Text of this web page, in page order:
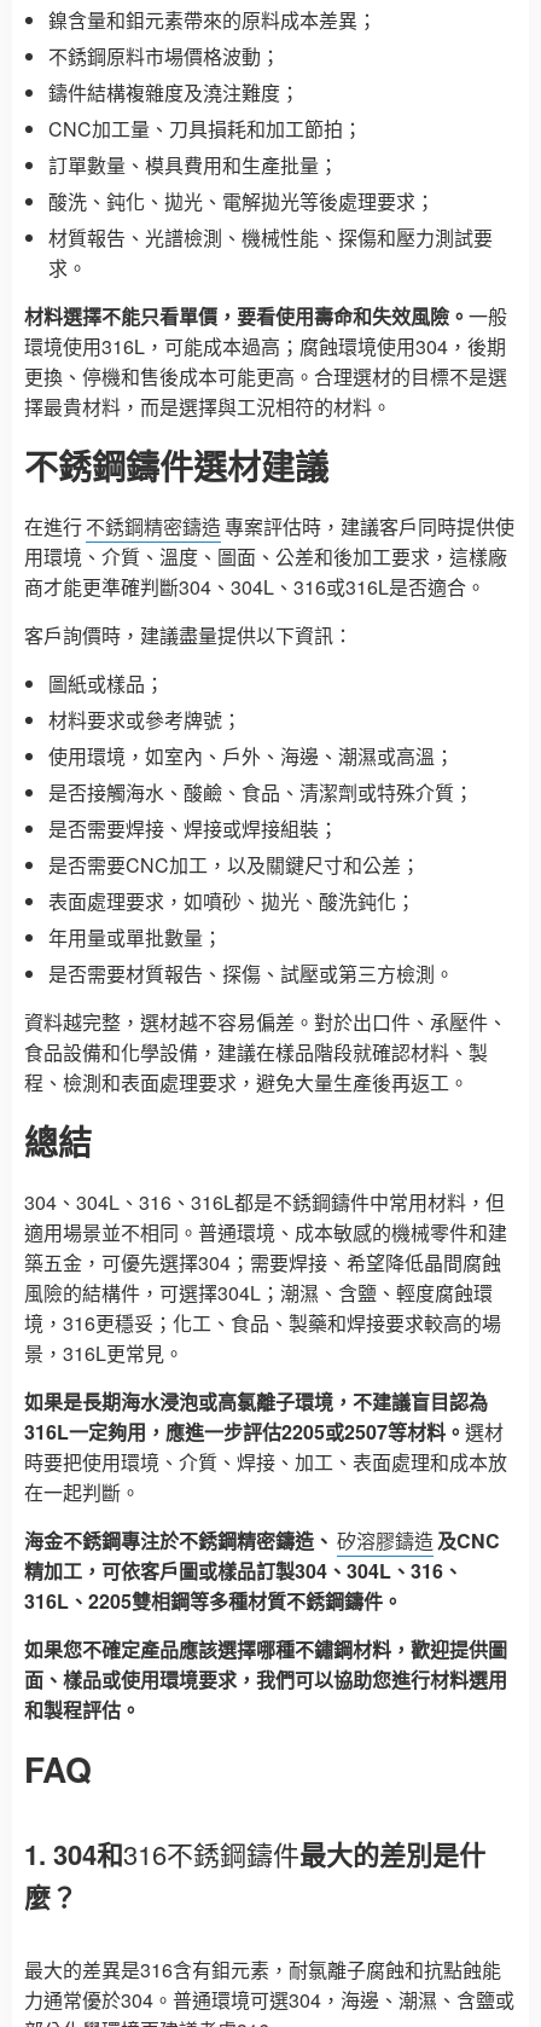
鎳含量和鉬元素帶來的原料成本差異；
不銹鋼原料市場價格波動；
鑄件結構複雜度及澆注難度；
CNC加工量、刀具損耗和加工節拍；
訂單數量、模具費用和生產批量；
酸洗、鈍化、拋光、電解拋光等後處理要求；
材質報告、光譜檢測、機械性能、探傷和壓力測試要
求。
材料選擇不能只看單價，要看使用壽命和失效風險。 一般
環境使用316L，可能成本過高；腐蝕環境使用304，後期
更換、停機和售後成本可能更高。合理選材的目標不是選
擇最貴材料，而是選擇與工況相符的材料。
不銹鋼鑄件選材建議
在進行不銹鋼精密鑄造專案評估時，建議客戶同時提供使
用環境、介質、溫度、圖面、公差和後加工要求，這樣廠
商才能更準確判斷304、304L、316或316L是否適合。
客戶詢價時，建議盡量提供以下資訊：
圖紙或樣品；
材料要求或參考牌號；
使用環境，如室內、戶外、海邊、潮濕或高溫；
是否接觸海水、酸鹼、食品、清潔劑或特殊介質；
是否需要焊接、焊接或焊接組裝；
是否需要CNC加工，以及關鍵尺寸和公差；
表面處理要求，如噴砂、拋光、酸洗鈍化；
年用量或單批數量；
是否需要材質報告、探傷、試壓或第三方檢測。
資料越完整，選材越不容易偏差。對於出口件、承壓件、
食品設備和化學設備，建議在樣品階段就確認材料、製
程、檢測和表面處理要求，避免大量生產後再返工。
總結
304、304L、316、316L都是不銹鋼鑄件中常用材料，但
適用場景並不相同。普通環境、成本敏感的機械零件和建
築五金，可優先選擇304；需要焊接、希望降低晶間腐蝕
風險的結構件，可選擇304L；潮濕、含鹽、輕度腐蝕環
境，316更穩妥；化工、食品、製藥和焊接要求較高的場
景，316L更常見。
如果是長期海水浸泡或高氯離子環境，不建議盲目認為
316L一定夠用，應進一步評估2205或2507等材料。 選材
時要把使用環境、介質、焊接、加工、表面處理和成本放
在一起判斷。
海金不銹鋼專注於不銹鋼精密鑄造、 矽溶膠鑄造及CNC
精加工，可依客戶圖或樣品訂製304、304L、316、
316L、2205雙相鋼等多種材質不銹鋼鑄件。
如果您不確定產品應該選擇哪種不鏽鋼材料，歡迎提供圖
面、樣品或使用環境要求，我們可以協助您進行材料選用
和製程評估。
FAQ
1. 304和316不銹鋼鑄件最大的差別是什
麼？
最大的差異是316含有鉬元素，耐氯離子腐蝕和抗點蝕能
力通常優於304。普通環境可選304，海邊、潮濕、含鹽或